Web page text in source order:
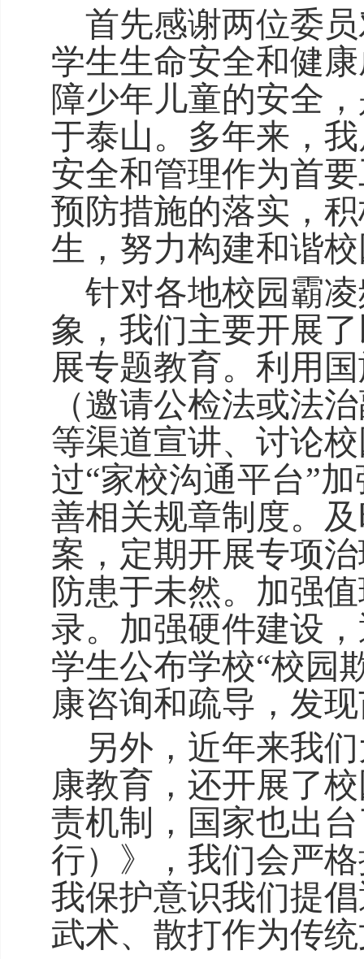
首先感谢两位委员
学生生命安全和健
障少年儿童的安全
于泰山。多年来，
安全和管理作为首
预防措施的落实，
生 ，努力构建和谐
针对各地校园霸凌
象，我们主要开展
展专题教育。利用
（邀请公检法或法
等渠道宣讲、讨论
过“家校沟通平台”
善相关规章制度。
案，定期开展专项
防患于未然。加强
录。加强硬件建设
学生公布学校“校园
康咨询和疏导，发
另外，近年来我
康教育 ， 还开展了
责机制，国家也出
行）》，我们会严
我保护意识我们提
武术、散打作为传